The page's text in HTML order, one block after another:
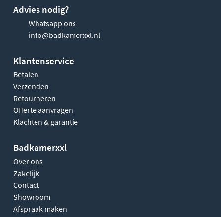
Advies nodig?
Whatsapp ons
info@badkamerxxl.nl
Klantenservice
Betalen
Verzenden
Retourneren
Offerte aanvragen
Klachten & garantie
Badkamerxxl
Over ons
Zakelijk
Contact
Showroom
Afspraak maken